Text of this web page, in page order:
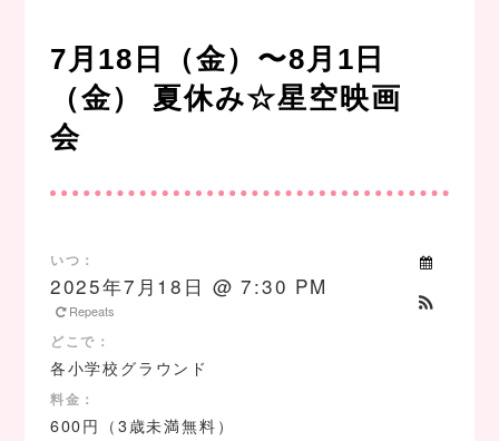
7月18日（金）〜8月1日
（金） 夏休み☆星空映画
会
いつ：
2025年7月18日 @ 7:30 PM
Repeats
どこで：
各小学校グラウンド
料金：
600円（3歳未満無料）